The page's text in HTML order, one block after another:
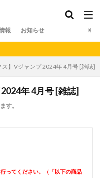
報 お知らせ
ス】Vジャンプ 2024年 4月号 [雑誌]
年 4月号 [雑誌]
す。
ってください。（「以下の商品